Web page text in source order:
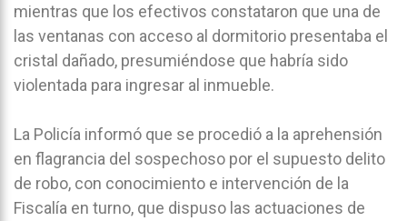
mientras que los efectivos constataron que una de
las ventanas con acceso al dormitorio presentaba el
cristal dañado, presumiéndose que habría sido
violentada para ingresar al inmueble.
La Policía informó que se procedió a la aprehensión
en flagrancia del sospechoso por el supuesto delito
de robo, con conocimiento e intervención de la
Fiscalía en turno, que dispuso las actuaciones de